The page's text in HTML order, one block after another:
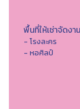
พื้นที่ให้เช่าจัดงาน
- โรงละคร
- หอศิลป์